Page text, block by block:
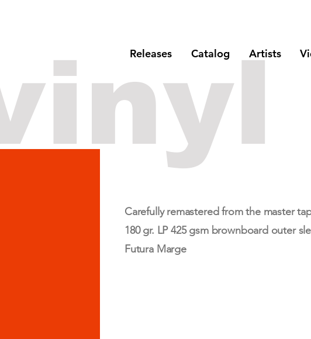
Releases Catalog Artists
Carefully remastered from the master
180 gr. LP 425 gsm brownboard outer
Futura Marge